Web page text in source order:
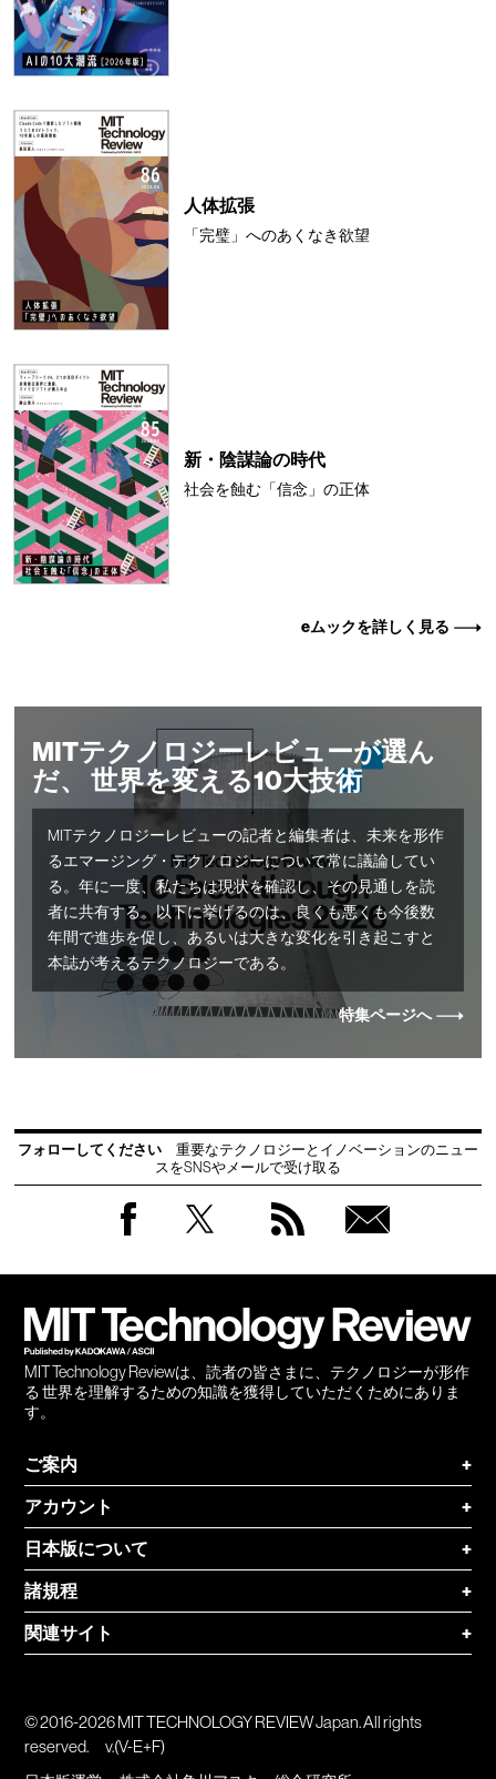
人体拡張
「完璧」へのあくなき欲望
新・陰謀論の時代
社会を蝕む「信念」の正体
eムックを詳しく見る
MITテクノロジーレビューが選ん
だ、 世界を変える10大技術
MITテクノロジーレビューの記者と編集者は、未来を形作
るエマージング・テクノロジーについて常に議論してい
る。年に一度、私たちは現状を確認し、その見通しを読
者に共有する。以下に挙げるのは、良くも悪くも今後数
年間で進歩を促し、あるいは大きな変化を引き起こすと
本誌が考えるテクノロジーである。
特集ページへ
フォローしてください
重要なテクノロジーとイノベーションのニュー
スをSNSやメールで受け取る
MIT Technology Reviewは、読者の皆さまに、テクノロジーが形作
る 世界を理解するための知識を獲得していただくためにありま
す。
ご案内
+
アカウント
+
日本版について
+
諸規程
+
関連サイト
+
© 2016-2026 MIT TECHNOLOGY REVIEW Japan. All rights
reserved.
v.(V-E+F)